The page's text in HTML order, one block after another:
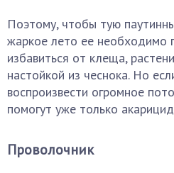
Поэтому, чтобы тую
жаркое лето ее необходимо
избавиться от клеща,
настойкой из чеснока. Но
воспроизвести огромное
помогут уже только
Проволочник